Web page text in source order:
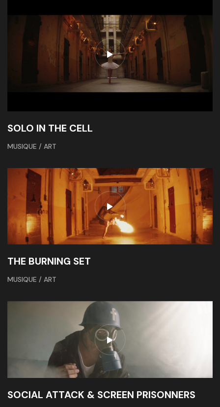
SOLO IN THE CELL
MUSIQUE / ART
THE BURNING SET
MUSIQUE / ART
SOCIAL ATTACK & SCREEN PRISONNERS